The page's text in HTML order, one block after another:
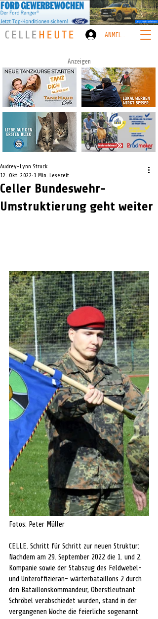
ANMELDEN
Anzeigen
Celler Bundeswehr-
Umstruktierung geht weiter
Audrey-Lynn Struck
12. Okt. 2022 1 Min. Lesezeit
Fotos: Peter Müller
CELLE. Schritt für Schritt zur neuen Struktur:
Nachdem am 29. September 2022 die 1. und 2.
Kompanie sowie der Stabszug des Feldwebel-
und Unteroffizieran- wärterbataillons 2 durch
den Bataillonskommandeur, Oberstleutnant
Schröbel verabschiedet wurden, stand in der
vergangenen Woche die feierliche sogenannt